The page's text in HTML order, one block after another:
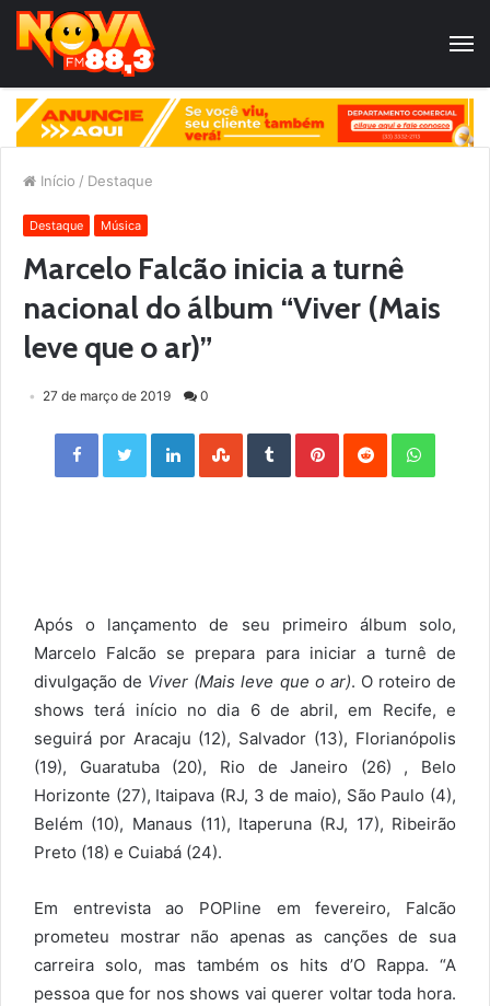
Início / Destaque
Destaque Música
Marcelo Falcão inicia a turnê
nacional do álbum “Viver (Mais
leve que o ar)”
27 de março de 2019 0
Facebook Twitter LinkedIn StumbleUpon Tumblr Pinterest Reddit
Após o lançamento de seu primeiro álbum solo,
Marcelo Falcão se prepara para iniciar a turnê de
divulgação de Viver (Mais leve que o ar). O roteiro de
shows terá início no dia 6 de abril, em Recife, e
seguirá por Aracaju (12), Salvador (13), Florianópolis
(19), Guaratuba (20), Rio de Janeiro (26) , Belo
Horizonte (27), Itaipava (RJ, 3 de maio), São Paulo (4),
Belém (10), Manaus (11), Itaperuna (RJ, 17), Ribeirão
Preto (18) e Cuiabá (24).
Em entrevista ao POPline em fevereiro, Falcão
prometeu mostrar não apenas as canções de sua
carreira solo, mas também os hits d’O Rappa. “A
pessoa que for nos shows vai querer voltar toda hora.